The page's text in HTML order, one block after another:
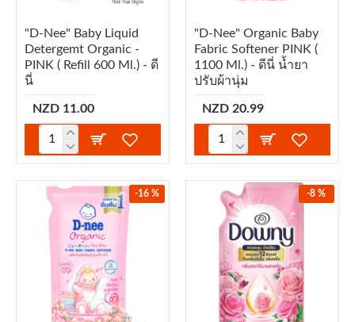
"D-Nee" Baby Liquid
Detergemt Organic -
PINK ( Refill 600 Ml.) - ดี
นี่
NZD 11.00
"D-Nee" Organic Baby
Fabric Softener PINK (
1100 Ml.) - ดีนี่ น้ำยา
ปรับผ้านุ่ม
NZD 20.99
-16 % -8 %